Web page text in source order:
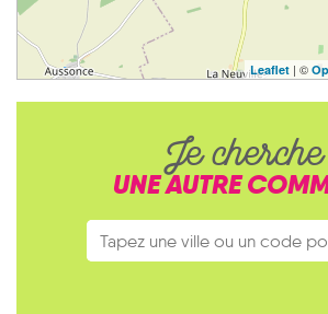
Leaflet | ©
Je cherche
UNE AUTRE